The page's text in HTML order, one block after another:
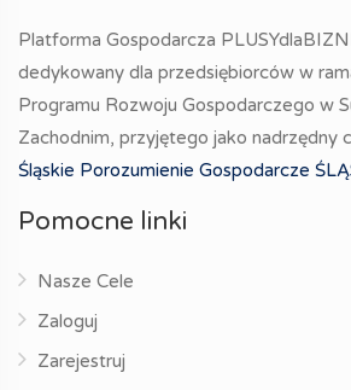
Platforma Gospodarcza
dedykowany dla przedsiębiorców w
Programu Rozwoju Gospodarczego w
Zachodnim, przyjętego jako nadrzędny
Śląskie Porozumienie Gospodarcze
Pomocne linki
Nasze Cele
Zaloguj
Zarejestruj